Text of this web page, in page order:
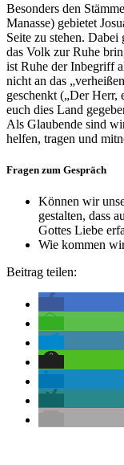
Besonders den
Manasse) gebietet
Seite zu stehen.
das Volk zur Ruhe
ist Ruhe der Inbegriff
nicht an das
geschenkt („Der Herr,
euch dies Land
Als Glaubende sind
helfen, tragen und
Fragen zum Gespräch
Können wir
gestalten, dass
Gottes Liebe
Wie kommen
Beitrag teilen: